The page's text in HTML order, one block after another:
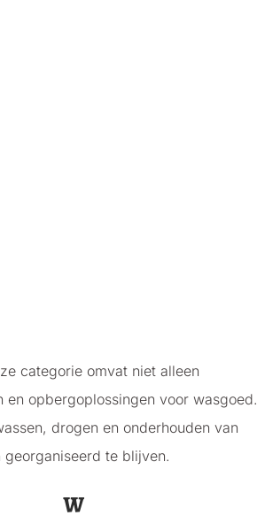
categorie omvat niet alleen
opbergoplossingen voor wasgoed.
drogen en onderhouden van
te blijven.
W